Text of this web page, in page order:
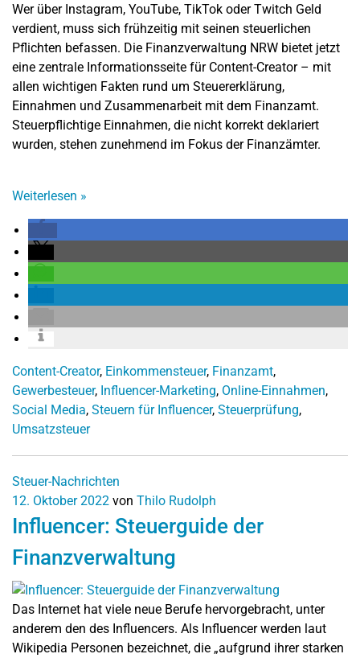
Wer über Instagram, YouTube, TikTok oder Twitch Geld
verdient, muss sich frühzeitig mit seinen steuerlichen
Pflichten befassen. Die Finanzverwaltung NRW bietet jetzt
eine zentrale Informationsseite für Content-Creator – mit
allen wichtigen Fakten rund um Steuererklärung,
Einnahmen und Zusammenarbeit mit dem Finanzamt.
Steuerpflichtige Einnahmen, die nicht korrekt deklariert
wurden, stehen zunehmend im Fokus der Finanzämter.
Weiterlesen »
Content-Creator, Einkommensteuer, Finanzamt,
Gewerbesteuer, Influencer-Marketing, Online-Einnahmen,
Social Media, Steuern für Influencer, Steuerprüfung,
Umsatzsteuer
Steuer-Nachrichten
12. Oktober 2022 von Thilo Rudolph
Influencer: Steuerguide der
Finanzverwaltung
Das Internet hat viele neue Berufe hervorgebracht, unter
anderem den des Influencers. Als Influencer werden laut
Wikipedia Personen bezeichnet, die „aufgrund ihrer starken